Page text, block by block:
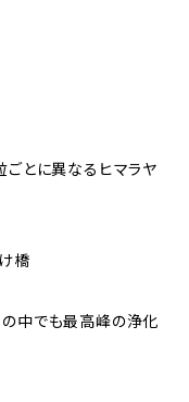
ごとに異なるヒマラヤ
橋
の中でも最高峰の浄化